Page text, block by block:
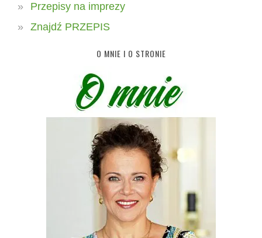
Przepisy na imprezy
Znajdź PRZEPIS
O MNIE I O STRONIE